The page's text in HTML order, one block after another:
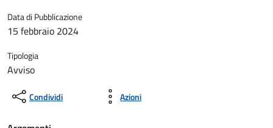
Data di Pubblicazione
15 febbraio 2024
Tipologia
Avviso
Condividi Azioni